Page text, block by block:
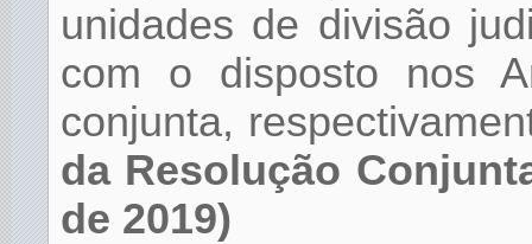
unidades de divisão
com o disposto nos
conjunta,
da Resolução
de 2019)